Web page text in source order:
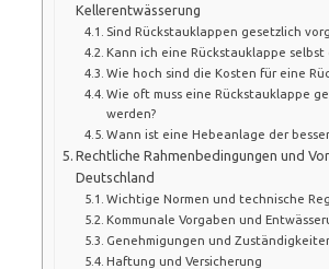
Kellerentwässerung
Sind Rückstauklappen gesetzlich
Kann ich eine Rückstauklappe selbst
Wie hoch sind die Kosten für eine
Wie oft muss eine Rückstauklappe
werden?
Wann ist eine Hebeanlage der
Rechtliche Rahmenbedingungen und
Deutschland
Wichtige Normen und technische
Kommunale Vorgaben und
Genehmigungen und
Haftung und Versicherung